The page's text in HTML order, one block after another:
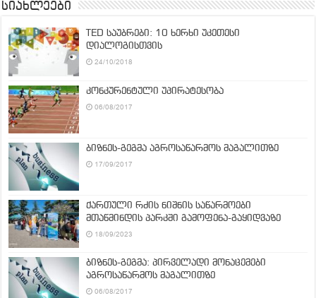
სიახლეები
TED საუბრები: 10 ხერხი უკეთესი
დიალოგისთვის
24/10/2018
კონკურენტული უპირატესობა
06/08/2017
ბიზნეს-გეგმა აგროსაწარმოს მაგალითზე
17/09/2017
ქართული რძის ნიშნის საწარმოები
მთაწმინდის პარკში გამოფენა-გაყიდვაზე
18/09/2023
ბიზნეს-გეგმა: პირველადი მონაცემები
აგროსაწარმოს მაგალითზე
06/08/2017